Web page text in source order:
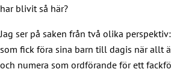
har blivit så här?
Jag ser på saken från två olika
som fick föra sina barn till dagis när allt
och numera som ordförande för ett